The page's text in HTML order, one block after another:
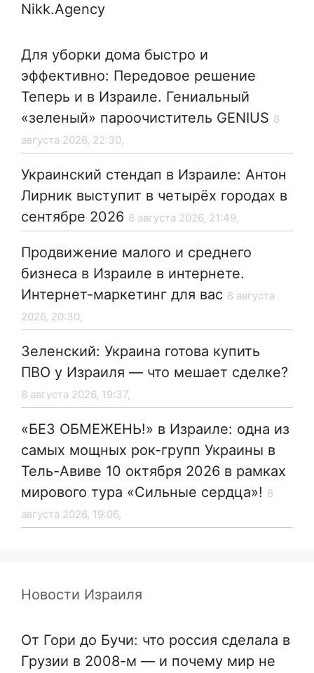
Nikk.Agency
Для уборки дома быстро и
эффективно: Передовое решение
Теперь и в Израиле. Гениальный
«зеленый» пароочиститель GENIUS 8
августа 2026, 22:30,
Украинский стендап в Израиле: Антон
Лирник выступит в четырёх городах в
сентябре 2026 8 августа 2026, 21:49,
Продвижение малого и среднего
бизнеса в Израиле в интернете.
Интернет-маркетинг для вас 8 августа
2026, 20:30,
Зеленский: Украина готова купить
ПВО у Израиля — что мешает сделке?
8 августа 2026, 19:37,
«БЕЗ ОБМЕЖЕНЬ!» в Израиле: одна из
самых мощных рок-групп Украины в
Тель-Авиве 10 октября 2026 в рамках
мирового тура «Сильные сердца»! 8
августа 2026, 19:06,
Новости Израиля
От Гори до Бучи: что россия сделала в
Грузии в 2008-м — и почему мир не